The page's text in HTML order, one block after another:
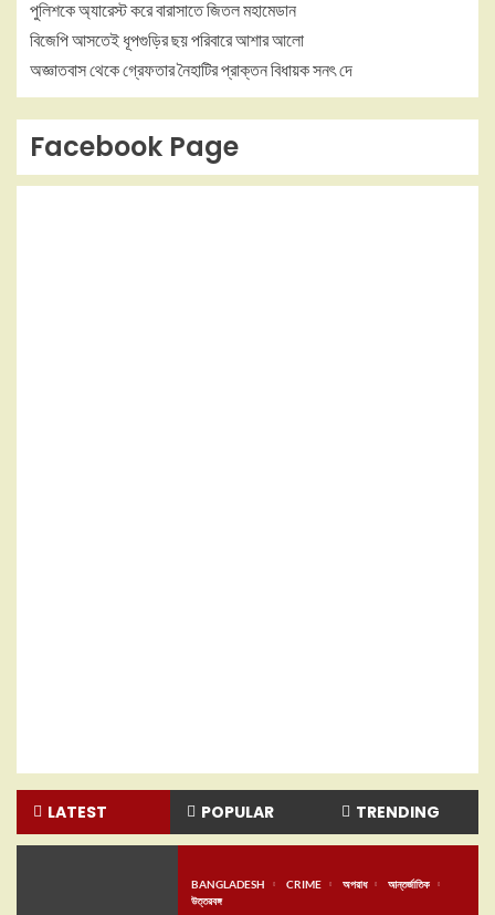
পুলিশকে অ্যারেস্ট করে বারাসাতে জিতল মহামেডান
বিজেপি আসতেই ধূপগুড়ির ছয় পরিবারে আশার আলো
অজ্ঞাতবাস থেকে গ্রেফতার নৈহাটির প্রাক্তন বিধায়ক সনৎ দে
Facebook Page
LATEST POPULAR TRENDING
BANGLADESH CRIME অপরাধ
আন্তর্জাতিক
উত্তরবঙ্গ